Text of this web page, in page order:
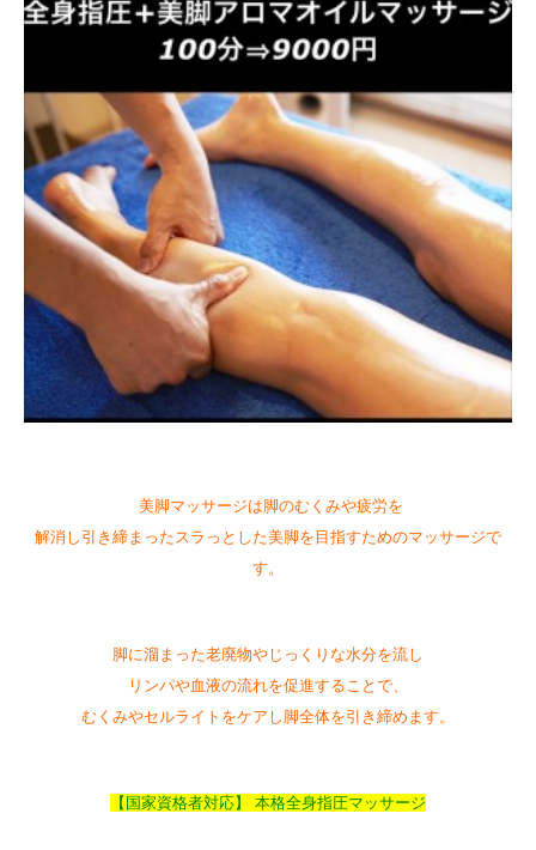
美脚マッサージは脚のむくみや疲労を
解消し引き締まったスラっとした美脚を目指すためのマッサージで
す。
脚に溜まった老廃物やじっくりな水分を流し
リンパや血液の流れを促進することで、
むくみやセルライトをケアし脚全体を引き締めます。
【国家資格者対応】 本格全身指圧マッサージ